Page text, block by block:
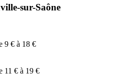
sur-Saône
9 € à 18 €
11 € à 19 €